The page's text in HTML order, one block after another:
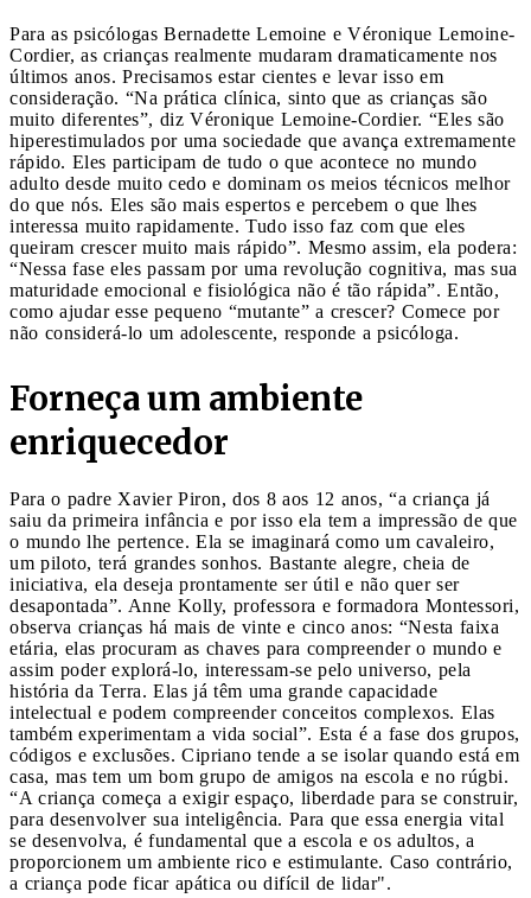
Para as psicólogas Bernadette Lemoine e Véronique Lemoine-
Cordier, as crianças realmente mudaram dramaticamente nos
últimos anos. Precisamos estar cientes e levar isso em
consideração. “Na prática clínica, sinto que as crianças são
muito diferentes”, diz Véronique Lemoine-Cordier. “Eles são
hiperestimulados por uma sociedade que avança extremamente
rápido. Eles participam de tudo o que acontece no mundo
adulto desde muito cedo e dominam os meios técnicos melhor
do que nós. Eles são mais espertos e percebem o que lhes
interessa muito rapidamente. Tudo isso faz com que eles
queiram crescer muito mais rápido”. Mesmo assim, ela podera:
“Nessa fase eles passam por uma revolução cognitiva, mas sua
maturidade emocional e fisiológica não é tão rápida”. Então,
como ajudar esse pequeno “mutante” a crescer? Comece por
não considerá-lo um adolescente, responde a psicóloga.
Forneça um ambiente
enriquecedor
Para o padre Xavier Piron, dos 8 aos 12 anos, “a criança já
saiu da primeira infância e por isso ela tem a impressão de que
o mundo lhe pertence. Ela se imaginará como um cavaleiro,
um piloto, terá grandes sonhos. Bastante alegre, cheia de
iniciativa, ela deseja prontamente ser útil e não quer ser
desapontada”. Anne Kolly, professora e formadora Montessori,
observa crianças há mais de vinte e cinco anos: “Nesta faixa
etária, elas procuram as chaves para compreender o mundo e
assim poder explorá-lo, interessam-se pelo universo, pela
história da Terra. Elas já têm uma grande capacidade
intelectual e podem compreender conceitos complexos. Elas
também experimentam a vida social”. Esta é a fase dos grupos,
códigos e exclusões. Cipriano tende a se isolar quando está em
casa, mas tem um bom grupo de amigos na escola e no rúgbi.
“A criança começa a exigir espaço, liberdade para se construir,
para desenvolver sua inteligência. Para que essa energia vital
se desenvolva, é fundamental que a escola e os adultos, a
proporcionem um ambiente rico e estimulante. Caso contrário,
a criança pode ficar apática ou difícil de lidar".